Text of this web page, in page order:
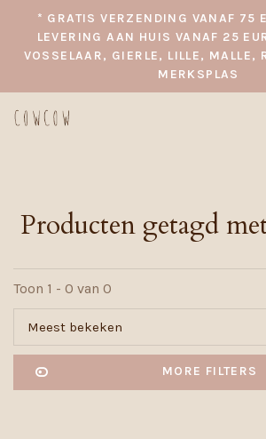
* GRATIS VERZENDING VANAF 75
LEVERING AAN HUIS VANAF 25
VOSSELAAR, GIERLE, LILLE, MALLE,
MERKSPLAS
Producten getagd
Toon 1 - 0 van 0
Meest bekeken
MORE FILTERS